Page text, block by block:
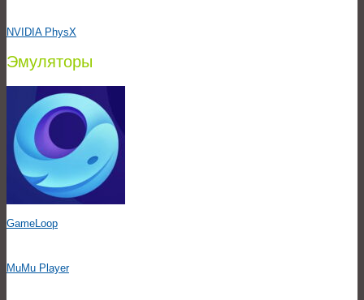
NVIDIA PhysX
Эмуляторы
GameLoop
MuMu Player